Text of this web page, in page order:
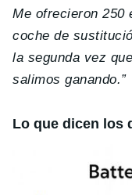
Me ofrecieron 250
coche de
la segunda vez
salimos ganando.”
Lo que dicen los